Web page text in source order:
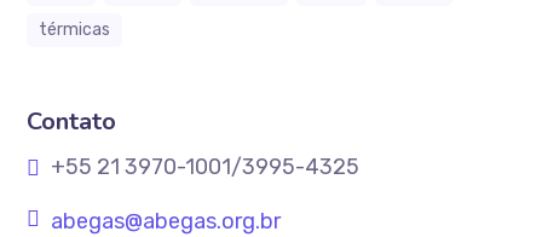
térmicas
Contato
+55 21 3970-1001/3995-4325
abegas@abegas.org.br